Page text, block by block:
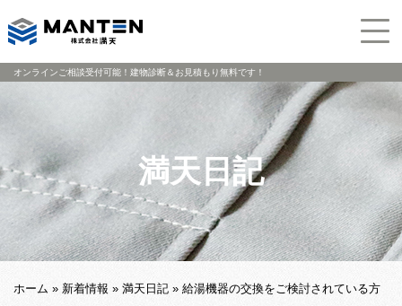
オンラインご相談受付可能！建物診断＆お見積もり無料です！
満天日記
ホーム » 新着情報 » 満天日記 » 給湯機器の交換をご検討されている方